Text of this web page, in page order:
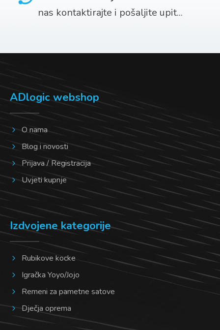
Opcije
odabrati
stranici
proizvoda
Opcije
odabrati
proizvoda
nas kontaktirajte i pošaljite upit...
ADlogic webshop
O nama
Blog i novosti
Prijava / Registracija
Uvjeti kupnje
Izdvojene kategorije
Rubikove kocke
Igračka Yoyo/Jojo
Remeni za pametne satove
Dječja oprema